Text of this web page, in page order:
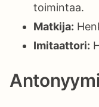
toimintaa.
Matkija:
Imitaattori: